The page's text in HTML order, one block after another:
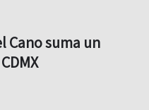
Cano suma un